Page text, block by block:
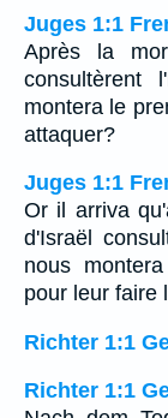
Juges 1:1
Après la
consultèrent
montera le
attaquer?
Juges 1:1
Or il arriva
d'Israël
nous
pour leur faire
Richter 1:1
Richter 1:1